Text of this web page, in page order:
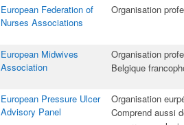
European Federation of
Nurses Associations
​Organisation
European Midwives
Association
​Organisation
Belgique
European Pressure Ulcer
Advisory Panel​
​Organisation
Comprend aussi